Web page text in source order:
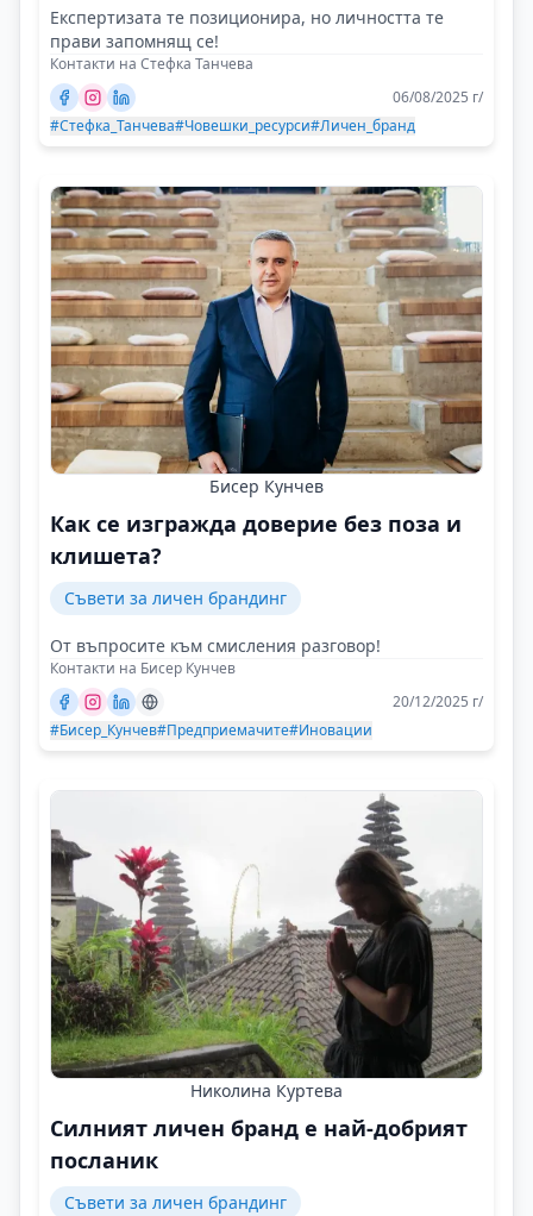
Експертизата те позиционира, но личността те
прави запомнящ се!
Контакти на Стефка Танчева
06/08/2025 г/
#Стефка_Танчева#Човешки_ресурси#Личен_бранд
Бисер Кунчев
Как се изгражда доверие без поза и
клишета?
Съвети за личен брандинг
От въпросите към смисления разговор!
Контакти на Бисер Кунчев
20/12/2025 г/
#Бисер_Кунчев#Предприемачите#Иновации
Николина Куртева
Силният личен бранд е най-добрият
посланик
Съвети за личен брандинг